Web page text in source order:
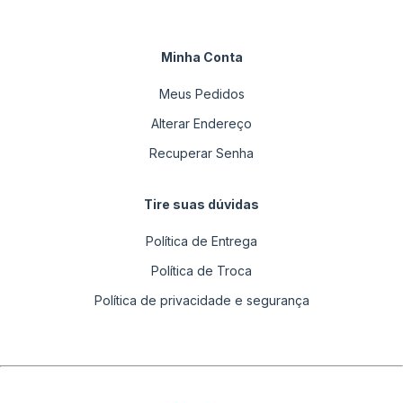
Minha Conta
Meus Pedidos
Alterar Endereço
Recuperar Senha
Tire suas dúvidas
Política de Entrega
Política de Troca
Política de privacidade e segurança